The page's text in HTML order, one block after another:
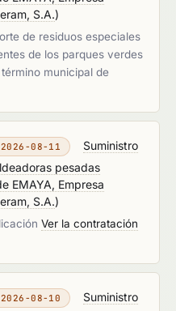
S.A.)
de residuos especiales
de los parques verdes
municipal de
2026-08-11
Suministro
pesadas
EMAYA, Empresa
S.A.)
Ver la contratación
2026-08-10
Suministro